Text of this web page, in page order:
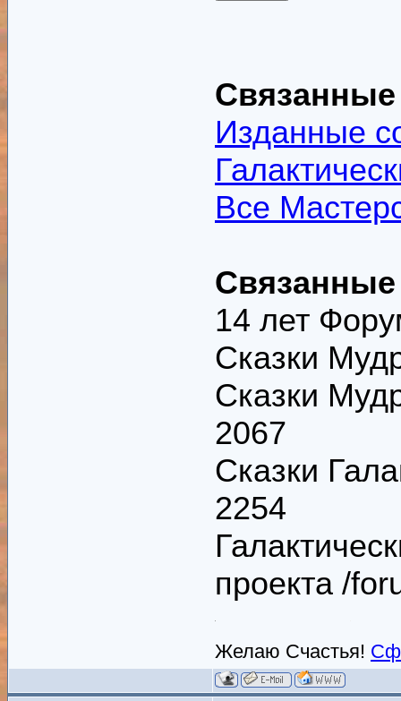
Изданные
Все
14 лет
Сказки
Сказки
2067
Сказки
2254
проекта /
Желаю Счастья!